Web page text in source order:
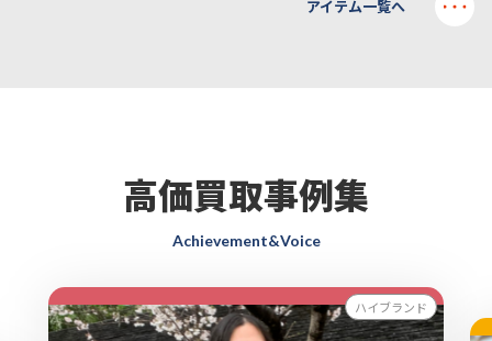
複数の分野で事業を行っています。
アイテム一覧へ
高価買取事例集
Achievement&Voice
ハイブランド